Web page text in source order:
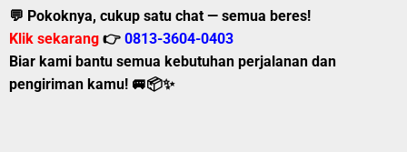
💬 Pokoknya, cukup satu chat — semua beres!
Klik sekarang 👉 0813-3604-0403
Biar kami bantu semua kebutuhan perjalanan dan
pengiriman kamu! 🚐📦✨